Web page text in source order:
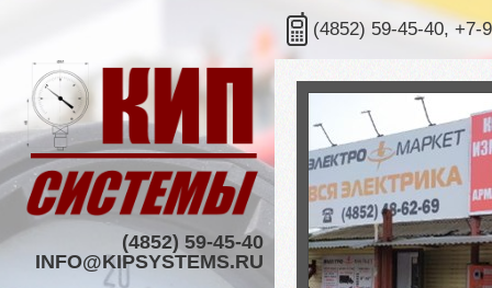
(4852) 59-45-40, +7-
(4852) 59-45-40
INFO@KIPSYSTEMS.RU